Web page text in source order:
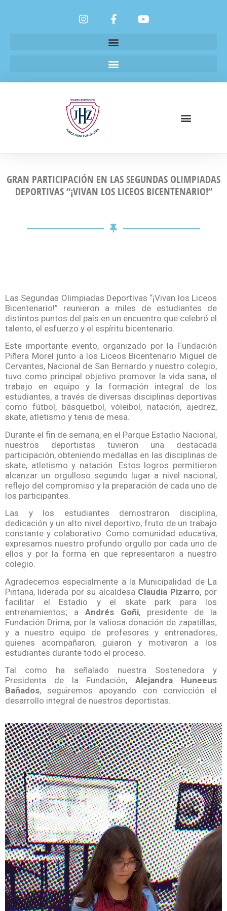
GRAN PARTICIPACIÓN EN LAS SEGUNDAS OLIMPIADAS
DEPORTIVAS “¡VIVAN LOS LICEOS BICENTENARIO!”
Las Segundas Olimpiadas Deportivas “¡Vivan los Liceos
Bicentenario!” reunieron a miles de estudiantes de
distintos puntos del país en un encuentro que celebró el
talento, el esfuerzo y el espíritu bicentenario.
Este importante evento, organizado por la Fundación
Piñera Morel junto a los Liceos Bicentenario Miguel de
Cervantes, Nacional de San Bernardo y nuestro colegio,
tuvo como principal objetivo promover la vida sana, el
trabajo en equipo y la formación integral de los
estudiantes, a través de diversas disciplinas deportivas
como fútbol, básquetbol, vóleibol, natación, ajedrez,
skate, atletismo y tenis de mesa.
Durante el fin de semana, en el Parque Estadio Nacional,
nuestros deportistas tuvieron una destacada
participación, obteniendo medallas en las disciplinas de
skate, atletismo y natación. Estos logros permitieron
alcanzar un orgulloso segundo lugar a nivel nacional,
reflejo del compromiso y la preparación de cada uno de
los participantes.
Las y los estudiantes demostraron disciplina,
dedicación y un alto nivel deportivo, fruto de un trabajo
constante y colaborativo. Como comunidad educativa,
expresamos nuestro profundo orgullo por cada uno de
ellos y por la forma en que representaron a nuestro
colegio.
Agradecemos especialmente a la Municipalidad de La
Pintana, liderada por su alcaldesa Claudia Pizarro, por
facilitar el Estadio y el skate park para los
entrenamientos; a Andrés Goñi, presidente de la
Fundación Drima, por la valiosa donación de zapatillas;
y a nuestro equipo de profesores y entrenadores,
quienes acompañaron, guiaron y motivaron a los
estudiantes durante todo el proceso.
Tal como ha señalado nuestra Sostenedora y
Presidenta de la Fundación, Alejandra Huneeus
Bañados, seguiremos apoyando con convicción el
desarrollo integral de nuestros deportistas.